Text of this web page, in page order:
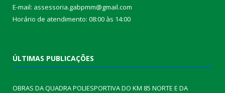
E-mail: assessoria.gabpmm@gmail.com
Horário de atendimento: 08:00 às 14:00
ÚLTIMAS PUBLICAÇÕES
OBRAS DA QUADRA POLIESPORTIVA DO KM 85 NORTE E DA